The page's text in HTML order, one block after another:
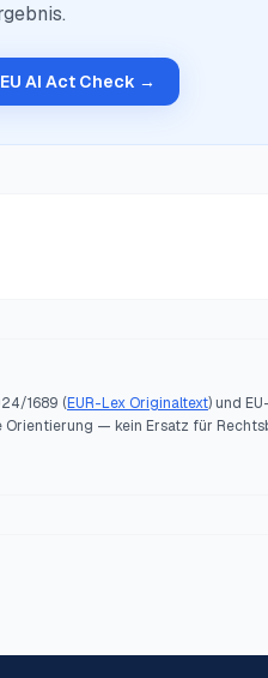
AI Act Check →
1689 (EUR-Lex Originaltext) und
Orientierung — kein Ersatz für